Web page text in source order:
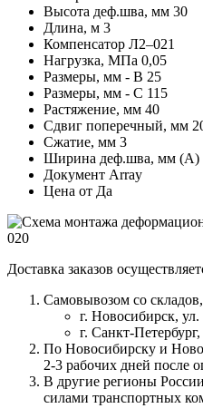
Высота деф.шва, мм 30
Длина, м 3
Компенсатор Л2–021
Нагрузка, МПа 0,05
Размеры, мм - В 25
Размеры, мм - С 115
Растяжение, мм 40
Сдвиг поперечный, мм
Сжатие, мм 3
Ширина деф.шва, мм (А)
Документ Array
Цена от Да
Доставка заказов
Самовывозом со
г. Новосибирск,
г. Санкт-
По Новосибирску и
2-3 рабочих дней после
В другие регионы
силами транспортных